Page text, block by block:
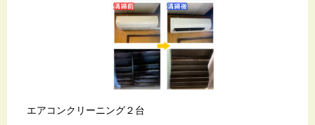
エアコンクリーニング２台